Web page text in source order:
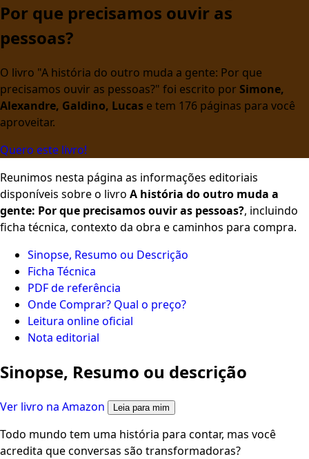
Por que precisamos ouvir as
pessoas?
O livro "A história do outro muda a gente: Por que
precisamos ouvir as pessoas?" foi escrito por Simone,
Alexandre, Galdino, Lucas e tem 176 páginas para você
aproveitar.
Quero este livro!
Reunimos nesta página as informações editoriais
disponíveis sobre o livro A história do outro muda a
gente: Por que precisamos ouvir as pessoas?, incluindo
ficha técnica, contexto da obra e caminhos para compra.
Sinopse, Resumo ou Descrição
Ficha Técnica
PDF de referência
Onde Comprar? Qual o preço?
Leitura online oficial
Nota editorial
Sinopse, Resumo ou descrição
Ver livro na Amazon Leia para mim
Todo mundo tem uma história para contar, mas você
acredita que conversas são transformadoras?